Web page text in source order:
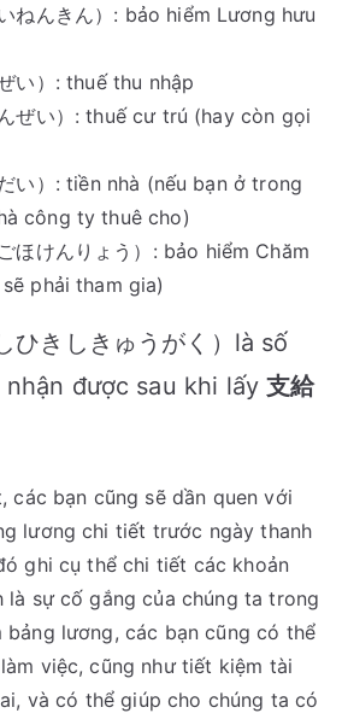
いねんきん）: bảo hiểm Lương hưu
い）: thuế thu nhập
ぜい）: thuế cư trú (hay còn gọi
だい）: tiền nhà (nếu bạn ở trong
công ty thuê cho)
ほけんりょう）: bảo hiểm Chăm
phải tham gia)
ひきしきゅうがく）là số
được sau khi lấy支給
các bạn cũng sẽ dần quen với
lương chi tiết trước ngày thanh
ghi cụ thể chi tiết các khoản
là sự cố gắng của chúng ta trong
bảng lương, các bạn cũng có thể
việc, cũng như tiết kiệm tài
và có thể giúp cho chúng ta có